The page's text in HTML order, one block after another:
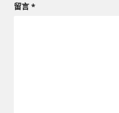
留言 *